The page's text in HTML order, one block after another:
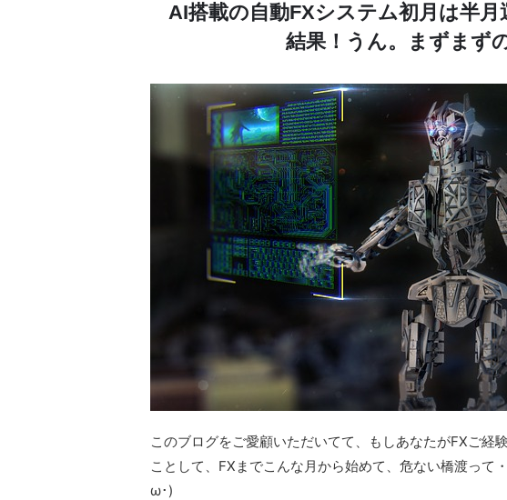
AI搭載の自動FXシステム初月は半月
結果！うん。まずまず
このブログをご愛顧いただいてて、もしあなたがFXご経
ことして、FXまでこんな月から始めて、危ない橋渡って
ω･)